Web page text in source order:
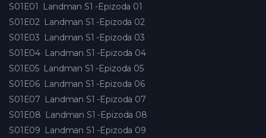
S01E01
Landman S1 -Epizoda 01
S01E02 Landman S1 -Epizoda 02
S01E03 Landman S1 -Epizoda 03
S01E04 Landman S1 -Epizoda 04
S01E05 Landman S1 -Epizoda 05
S01E06 Landman S1 -Epizoda 06
S01E07 Landman S1 -Epizoda 07
S01E08 Landman S1 -Epizoda 08
S01E09 Landman S1 -Epizoda 09